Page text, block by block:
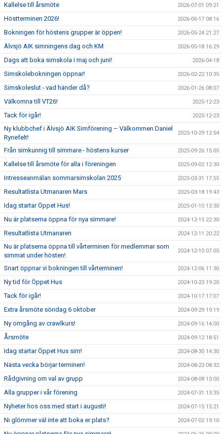
Kallelse till årsmöte 2026-07-01 09:21
Höstterminen 2026! 2026-06-17 08:16
Bokningen för höstens grupper är öppen! 2026-05-24 21:27
Älvsjö AIK simningens dag och KM 2026-05-18 16:29
Dags att boka simskola i maj och juni! 2026-04-18
Simskolebokningen öppnar! 2026-02-22 10:35
Simskoleslut - vad händer då? 2026-01-26 08:07
Välkomna till VT26! 2025-12-23
Tack för igår! 2025-12-23
Ny klubbchef i Älvsjö AIK Simförening – Välkommen Daniel
Rynefelt!
2025-10-29 12:54
Från simkunnig till simmare - höstens kurser 2025-09-26 15:05
Kallelse till årsmöte för alla i föreningen 2025-09-02 12:30
Intresseanmälan sommarsimskolan 2025 2025-03-31 17:55
Resultatlista Utmanaren Mars 2025-03-18 19:43
Idag startar Öppet Hus! 2025-01-10 13:30
Nu är platserna öppna för nya simmare! 2024-12-15 22:30
Resultatlista Utmanaren 2024-12-11 20:22
Nu är platserna öppna till vårterminen för medlemmar som
simmat under hösten!
2024-12-10 07:05
Snart öppnar vi bokningen till vårterminen! 2024-12-06 11:30
Ny tid för Öppet Hus 2024-10-23 19:20
Tack för igår! 2024-10-17 17:07
Extra årsmöte söndag 6 oktober 2024-09-29 19:19
Ny omgång av crawlkurs! 2024-09-16 14:00
Årsmöte 2024-09-12 18:51
Idag startar Öppet Hus sim! 2024-08-30 14:30
Nästa vecka börjar terminen! 2024-08-23 08:32
Rådgivning om val av grupp 2024-08-08 13:00
Alla grupper i vår förening 2024-07-31 13:35
Nyheter hos oss med start i augusti! 2024-07-15 15:21
Ni glömmer väl inte att boka er plats? 2024-07-02 19:10